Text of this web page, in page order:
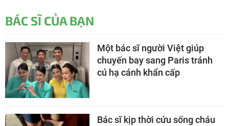
BÁC SĨ CỦA BẠN
Một bác sĩ người Việt giúp
chuyến bay sang Paris tránh
cú hạ cánh khẩn cấp
Bác sĩ kịp thời cứu sống cháu